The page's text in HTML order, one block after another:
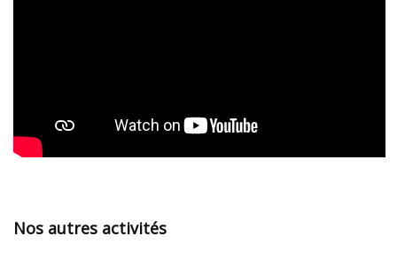
Nos autres activités